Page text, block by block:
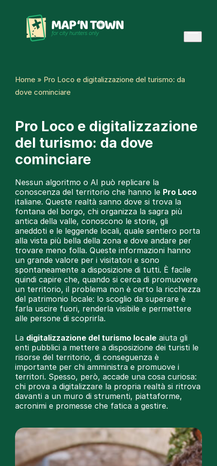
content
Open
Home » Pro Loco e digitalizzazione del turismo: da
dove cominciare
Pro Loco e digitalizzazione
del turismo: da dove
cominciare
Nessun algoritmo o AI può replicare la
conoscenza del territorio che hanno le Pro Loco
italiane. Queste realtà sanno dove si trova la
fontana del borgo, chi organizza la sagra più
antica della valle, conoscono le storie, gli
aneddoti e le leggende locali, quale sentiero porta
alla vista più bella della zona e dove andare per
trovare meno folla. Queste informazioni hanno
un grande valore per i visitatori e sono
spontaneamente a disposizione di tutti. È facile
quindi capire che, quando si cerca di promuovere
un territorio, il problema non è certo la ricchezza
del patrimonio locale: lo scoglio da superare è
farla uscire fuori, renderla visibile e permettere
alle persone di scoprirla.
La digitalizzazione del turismo locale aiuta gli
enti pubblici a mettere a disposizione dei turisti le
risorse del territorio, di conseguenza è
importante per chi amministra e promuove i
territori. Spesso, però, accade una cosa curiosa:
chi prova a digitalizzare la propria realtà si ritrova
davanti a un muro di strumenti, piattaforme,
acronimi e promesse che fatica a gestire.